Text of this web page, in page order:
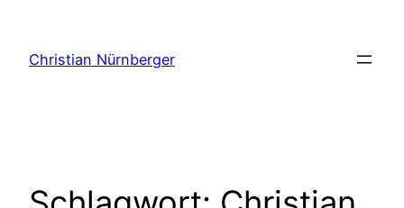
springen
Christian Nürnberger